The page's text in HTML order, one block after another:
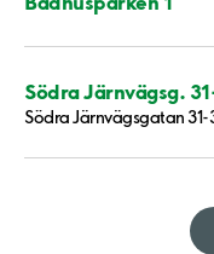
Södra Järnvägsg.
Södra Järnvägsgatan 31-